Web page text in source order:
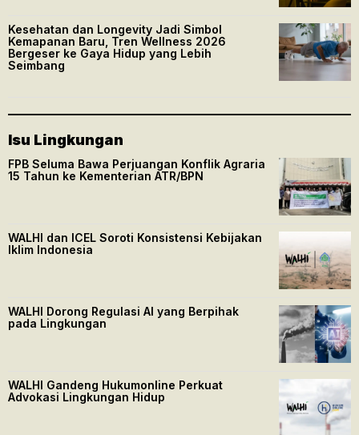
Kesehatan dan Longevity Jadi Simbol
Kemapanan Baru, Tren Wellness 2026
Bergeser ke Gaya Hidup yang Lebih
Seimbang
Isu Lingkungan
FPB Seluma Bawa Perjuangan Konflik Agraria
15 Tahun ke Kementerian ATR/BPN
WALHI dan ICEL Soroti Konsistensi Kebijakan
Iklim Indonesia
WALHI Dorong Regulasi AI yang Berpihak
pada Lingkungan
WALHI Gandeng Hukumonline Perkuat
Advokasi Lingkungan Hidup